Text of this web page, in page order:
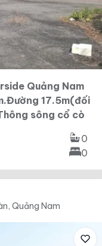
Quảng Nam
17.5m(đối
sông cổ cò
0
0
Quảng Nam